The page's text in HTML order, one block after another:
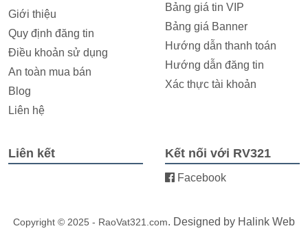
Giới thiệu
Quy định đăng tin
Điều khoản sử dụng
An toàn mua bán
Blog
Liên hệ
Bảng giá tin VIP
Bảng giá Banner
Hướng dẫn thanh toán
Hướng dẫn đăng tin
Xác thực tài khoản
Liên kết Kết nối với RV321
Facebook
Copyright © 2025 - RaoVat321.com. Designed by Halink Web